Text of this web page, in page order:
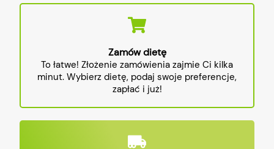
Zamów dietę
To łatwe! Złożenie zamówienia zajmie Ci kilka
minut. Wybierz dietę, podaj swoje preferencje,
zapłać i już!